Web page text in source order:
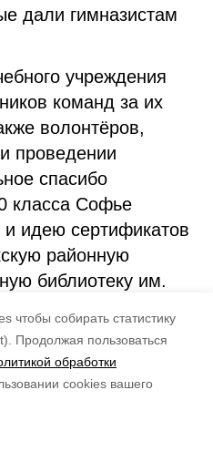
чтобы собирать статистику
Продолжая пользоваться
обработки
cookies вашего
дали гимназистам
учреждения
команд за их
волонтёров,
проведении
спасибо
класса Софье
идею сертификатов
районную
библиотеку им.